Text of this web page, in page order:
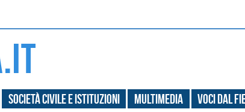
Società civile e Istituzioni Multimedia Voci dal